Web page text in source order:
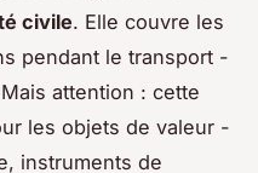
civile. Elle couvre les
pendant le transport -
attention : cette
les objets de valeur -
instruments de